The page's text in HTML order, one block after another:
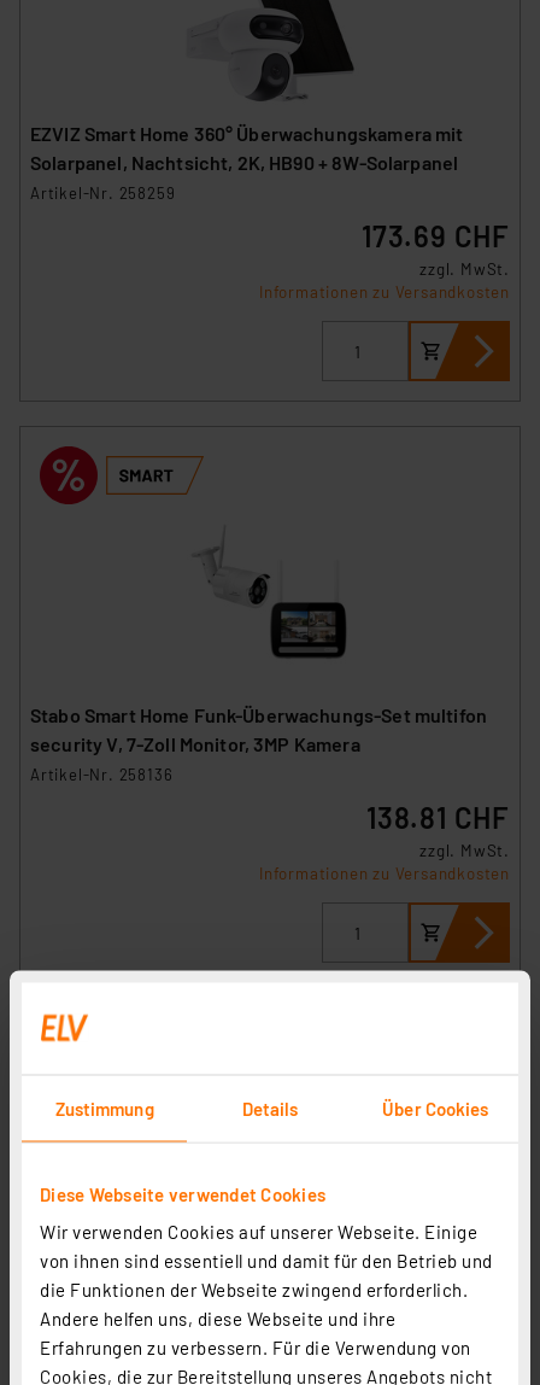
Zustimmung Details Über Cookies
Diese Webseite verwendet Cookies
Wir verwenden Cookies auf unserer Webseite. Einige
von ihnen sind essentiell und damit für den Betrieb und
die Funktionen der Webseite zwingend erforderlich.
Andere helfen uns, diese Webseite und ihre
Erfahrungen zu verbessern. Für die Verwendung von
Cookies, die zur Bereitstellung unseres Angebots nicht
EZVIZ Smart Home 360° Überwachungskamera mit
Solarpanel, Nachtsicht, 2K, HB90 + 8W-Solarpanel
Artikel-Nr. 258259
173.69 CHF
zzgl. MwSt.
Informationen zu Versandkosten
Stabo Smart Home Funk-Überwachungs-Set multifon
security V, 7-Zoll Monitor, 3MP Kamera
Artikel-Nr. 258136
138.81 CHF
zzgl. MwSt.
Informationen zu Versandkosten
Homematic IP Smart Home Außenlichtkamera,
anthrazit, HmIP-COL-A
Artikel-Nr. 162948